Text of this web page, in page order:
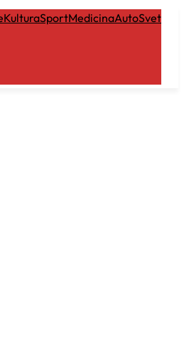
KulturaSportMedicinaAutoSvet